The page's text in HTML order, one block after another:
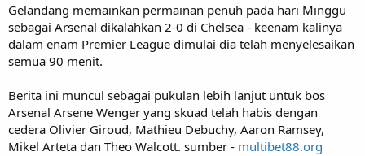
Gelandang memainkan permainan penuh pada hari Minggu
sebagai Arsenal dikalahkan 2-0 di Chelsea - keenam kalinya
dalam enam Premier League dimulai dia telah menyelesaikan
semua 90 menit.
Berita ini muncul sebagai pukulan lebih lanjut untuk bos
Arsenal Arsene Wenger yang skuad telah habis dengan
cedera Olivier Giroud, Mathieu Debuchy, Aaron Ramsey,
Mikel Arteta dan Theo Walcott. sumber - multibet88.org